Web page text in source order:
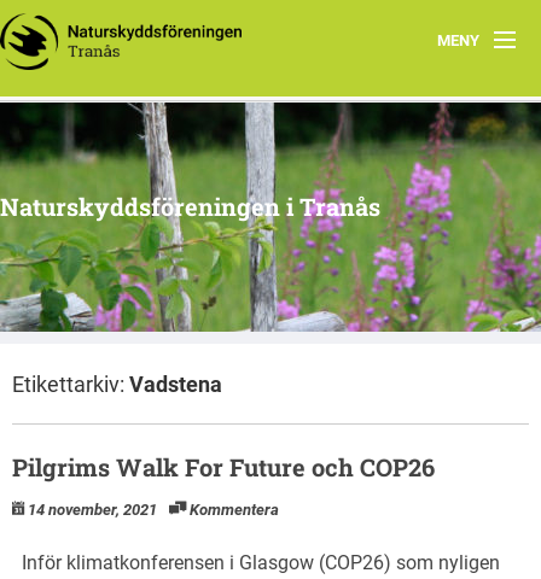
MENY
Hem
Om oss
Arkiv
Projekt
Naturskyddsföreningen i Tranås
Etikettarkiv: Vadstena
Pilgrims Walk For Future och COP26
14 november, 2021 Kommentera
Inför klimatkonferensen i Glasgow (COP26) som nyligen